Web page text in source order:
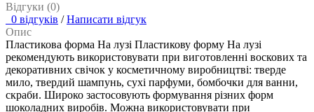
Відгуки (0)
0 відгуків / Написати відгук
Опис
Пластикова форма На лузі Пластикову форму На лузі
рекомендують використовувати при виготовленні воскових та
декоративних свічок у косметичному виробництві: тверде
мило, твердий шампунь, сухі парфуми, бомбочки для ванни,
скраби. Широко застосовують формування різних форм
шоколадних виробів. Можна використовувати при